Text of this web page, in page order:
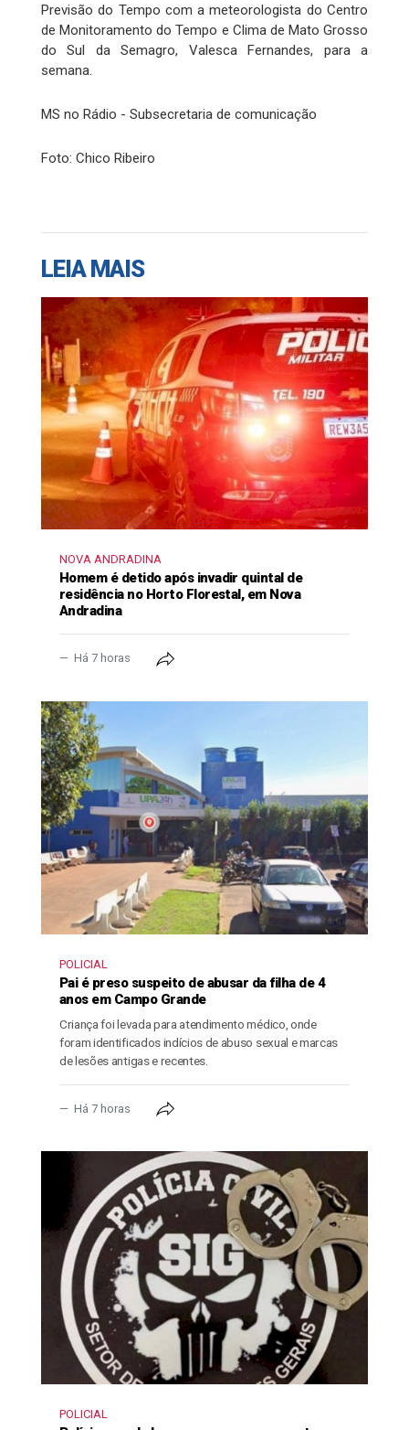
Previsão do Tempo com a meteorologista do Centro
de Monitoramento do Tempo e Clima de Mato Grosso
do Sul da Semagro, Valesca Fernandes, para a
semana.
MS no Rádio - Subsecretaria de comunicação
Foto: Chico Ribeiro
LEIA MAIS
NOVA ANDRADINA
Homem é detido após invadir quintal de
residência no Horto Florestal, em Nova
Andradina
Há 7 horas
POLICIAL
Pai é preso suspeito de abusar da filha de 4
anos em Campo Grande
Criança foi levada para atendimento médico, onde
foram identificados indícios de abuso sexual e marcas
de lesões antigas e recentes.
Há 7 horas
POLICIAL